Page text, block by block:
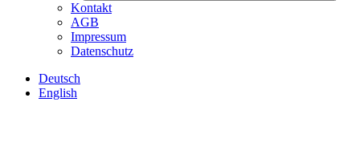
Kontakt
AGB
Impressum
Datenschutz
Deutsch
English